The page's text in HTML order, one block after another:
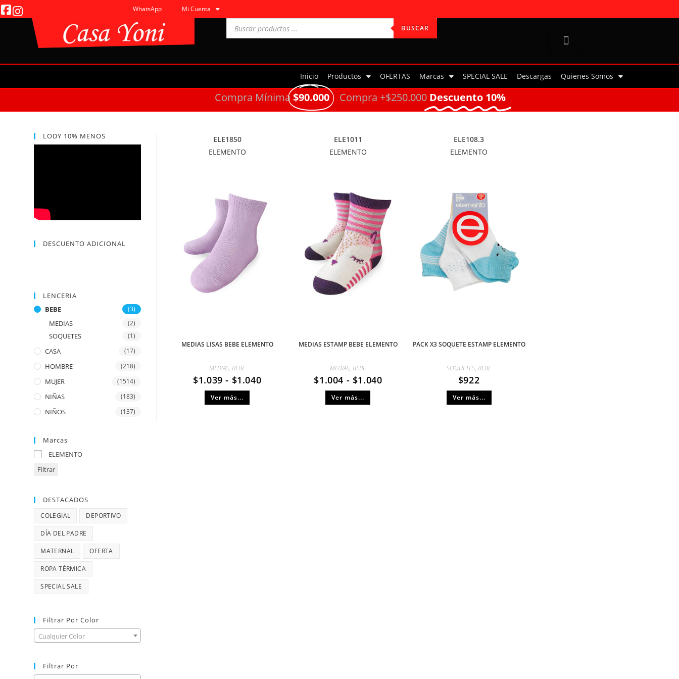
WhatsApp Mi Cuenta
BUSCAR
Inicio Productos OFERTAS Marcas SPECIAL SALE Descargas Quienes Somos
Compra Mínima$90.000 Compra +$250.000 Descuento 10%
LODY 10% MENOS
DESCUENTO ADICIONAL
LENCERIA
BEBE
(3)
MEDIAS (2)
SOQUETES (1)
CASA (17)
HOMBRE (218)
MUJER (1514)
NIÑAS (183)
NIÑOS (137)
Marcas
ELEMENTO
Filtrar
DESTACADOS
COLEGIAL DEPORTIVO
DÍA DEL PADRE
MATERNAL OFERTA
ROPA TÉRMICA
SPECIAL SALE
Filtrar Por Color
Cualquier Color
Filtrar Por
ELE1850
ELEMENTO
MEDIAS LISAS BEBE ELEMENTO
MEDIAS,BEBE
$1.039 - $1.040
Ver más...
ELE1011
ELEMENTO
MEDIAS ESTAMP BEBE ELEMENTO
MEDIAS,BEBE
$1.004 - $1.040
Ver más...
ELE108.3
ELEMENTO
PACK X3 SOQUETE ESTAMP ELEMENTO
SOQUETES,BEBE
$922
Ver más...